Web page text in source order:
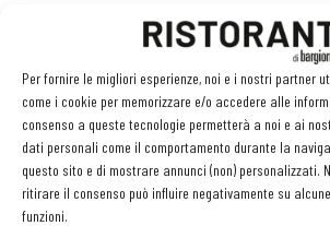
Per fornire le migliori esperienze, noi e i nostri partner
come i cookie per memorizzare e/o accedere alle
consenso a queste tecnologie permetterà a noi e ai
dati personali come il comportamento durante la
questo sito e di mostrare annunci (non) personalizzati.
ritirare il consenso può influire negativamente su
funzioni.
- Il Palagio Four Seasons -
2Deborah Corsi - Ristorante La Perla del
3Lara Pasquarelli- Ristorante Claudio -
4Adriano Baldassarre - Tordomatto - Roma